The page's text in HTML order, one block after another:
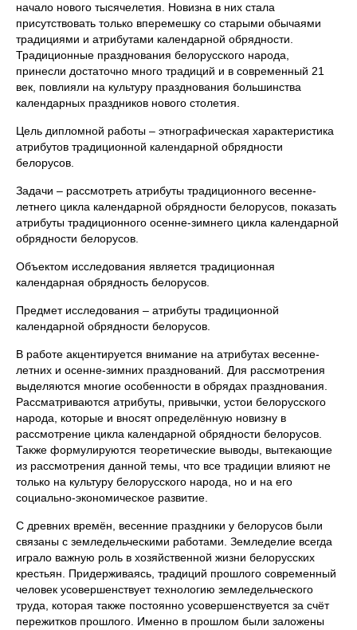
начало нового тысячелетия. Новизна в них стала
присутствовать только вперемешку со старыми обычаями
традициями и атрибутами календарной обрядности.
Традиционные празднования белорусского народа,
принесли достаточно много традиций и в современный 21
век, повлияли на культуру празднования большинства
календарных праздников нового столетия.
Цель дипломной работы – этнографическая характеристика
атрибутов традиционной календарной обрядности
белорусов.
Задачи – рассмотреть атрибуты традиционного весенне-
летнего цикла календарной обрядности белорусов, показать
атрибуты традиционного осенне-зимнего цикла календарной
обрядности белорусов.
Объектом исследования является традиционная
календарная обрядность белорусов.
Предмет исследования – атрибуты традиционной
календарной обрядности белорусов.
В работе акцентируется внимание на атрибутах весенне-
летних и осенне-зимних празднований. Для рассмотрения
выделяются многие особенности в обрядах празднования.
Рассматриваются атрибуты, привычки, устои белорусского
народа, которые и вносят определённую новизну в
рассмотрение цикла календарной обрядности белорусов.
Также формулируются теоретические выводы, вытекающие
из рассмотрения данной темы, что все традиции влияют не
только на культуру белорусского народа, но и на его
социально-экономическое развитие.
С древних времён, весенние праздники у белорусов были
связаны с земледельческими работами. Земледелие всегда
играло важную роль в хозяйственной жизни белорусских
крестьян. Придерживаясь, традиций прошлого современный
человек усовершенствует технологию земледельческого
труда, которая также постоянно усовершенствуется за счёт
пережитков прошлого. Именно в прошлом были заложены